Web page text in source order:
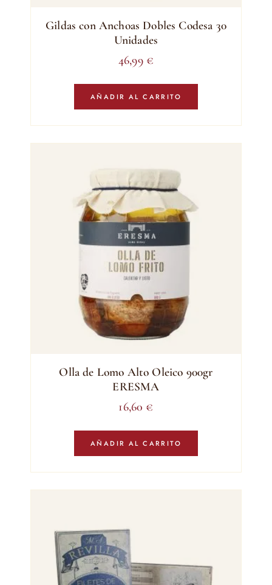
Gildas con Anchoas Dobles Codesa 30
Unidades
46,99 €
AÑADIR AL CARRITO
Olla de Lomo Alto Oleico 900gr
ERESMA
16,60 €
AÑADIR AL CARRITO